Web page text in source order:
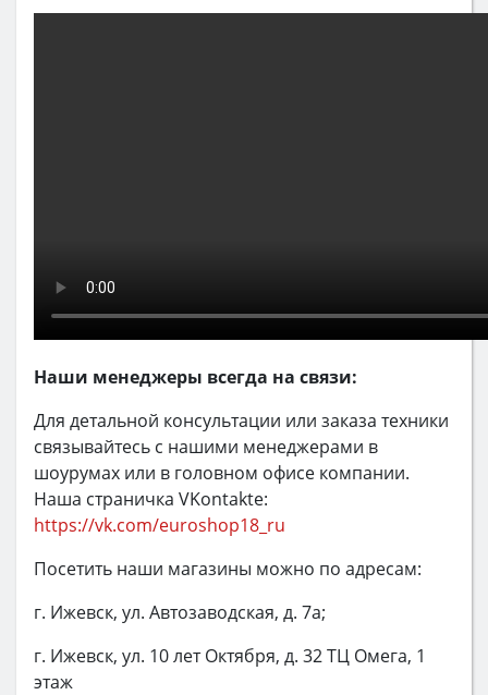
Наши менеджеры всегда на связи:
Для детальной консультации или заказа техники
связывайтесь с нашими менеджерами в
шоурумах или в головном офисе компании.
Наша страничка VKontakte:
https://vk.com/euroshop18_ru
Посетить наши магазины можно по адресам:
г. Ижевск, ул. Автозаводская, д. 7а;
г. Ижевск, ул. 10 лет Октября, д. 32 ТЦ Омега, 1
этаж